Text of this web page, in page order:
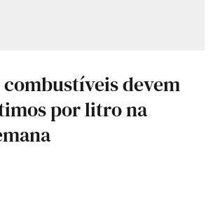
combustíveis devem
por litro na